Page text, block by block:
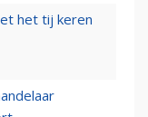
het tij keren